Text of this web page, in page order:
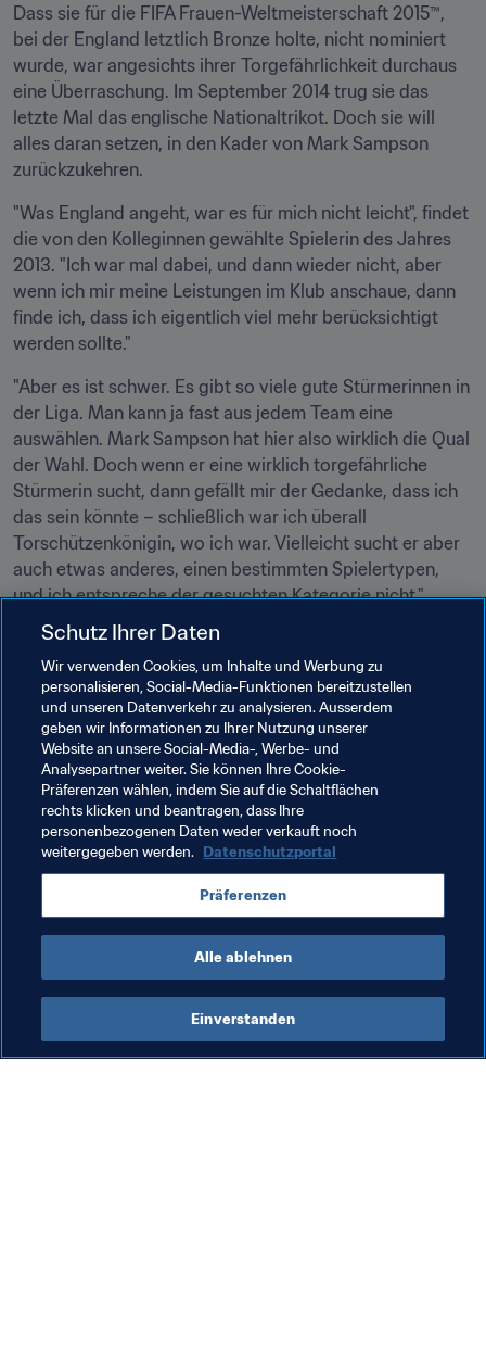
Dass sie für die FIFA Frauen-Weltmeisterschaft 2015™,
bei der England letztlich Bronze holte, nicht nominiert
wurde, war angesichts ihrer Torgefährlichkeit durchaus
eine Überraschung. Im September 2014 trug sie das
letzte Mal das englische Nationaltrikot. Doch sie will
alles daran setzen, in den Kader von Mark Sampson
zurückzukehren.
"Was England angeht, war es für mich nicht leicht", findet
die von den Kolleginnen gewählte Spielerin des Jahres
2013. "Ich war mal dabei, und dann wieder nicht, aber
wenn ich mir meine Leistungen im Klub anschaue, dann
finde ich, dass ich eigentlich viel mehr berücksichtigt
werden sollte."
"Aber es ist schwer. Es gibt so viele gute Stürmerinnen in
der Liga. Man kann ja fast aus jedem Team eine
auswählen. Mark Sampson hat hier also wirklich die Qual
der Wahl. Doch wenn er eine wirklich torgefährliche
Stürmerin sucht, dann gefällt mir der Gedanke, dass ich
das sein könnte – schließlich war ich überall
Torschützenkönigin, wo ich war. Vielleicht sucht er aber
auch etwas anderes, einen bestimmten Spielertypen,
und ich entspreche der gesuchten Kategorie nicht."
"Aber wie jedes Mädchen möchte ich natürlich für mein
Land spielen, insbesondere wo bald die
Europameisterschaft vor der Tür steht. Ich wäre liebend
gern wieder dabei und habe das Gefühl, dass ich auf der
internationalen Bühne noch eine ganze Menge zu zeigen
habe. Ich denke, ich könnte dem Team helfen, noch
etwas mehr als Bronzemedaillen zu holen."
Verwandte Themen
England UEFA
Schutz Ihrer Daten
Wir verwenden Cookies, um Inhalte und Werbung zu
personalisieren, Social-Media-Funktionen bereitzustellen
und unseren Datenverkehr zu analysieren. Ausserdem
geben wir Informationen zu Ihrer Nutzung unserer
Website an unsere Social-Media-, Werbe- und
Analysepartner weiter. Sie können Ihre Cookie-
Präferenzen wählen, indem Sie auf die Schaltflächen
rechts klicken und beantragen, dass Ihre
personenbezogenen Daten weder verkauft noch
weitergegeben werden. Datenschutzportal
Präferenzen
Alle ablehnen
Einverstanden